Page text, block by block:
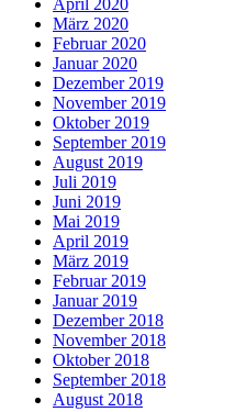
März 2020
Februar 2020
Januar 2020
Dezember 2019
November 2019
Oktober 2019
September 2019
August 2019
Juli 2019
Juni 2019
Mai 2019
April 2019
März 2019
Februar 2019
Januar 2019
Dezember 2018
November 2018
Oktober 2018
September 2018
August 2018